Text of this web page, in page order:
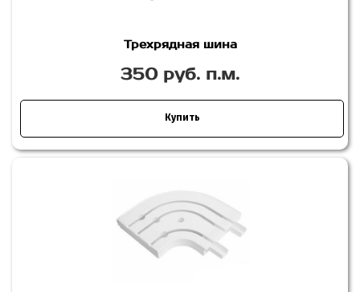
Трехрядная шина
350 руб. п.м.
Купить